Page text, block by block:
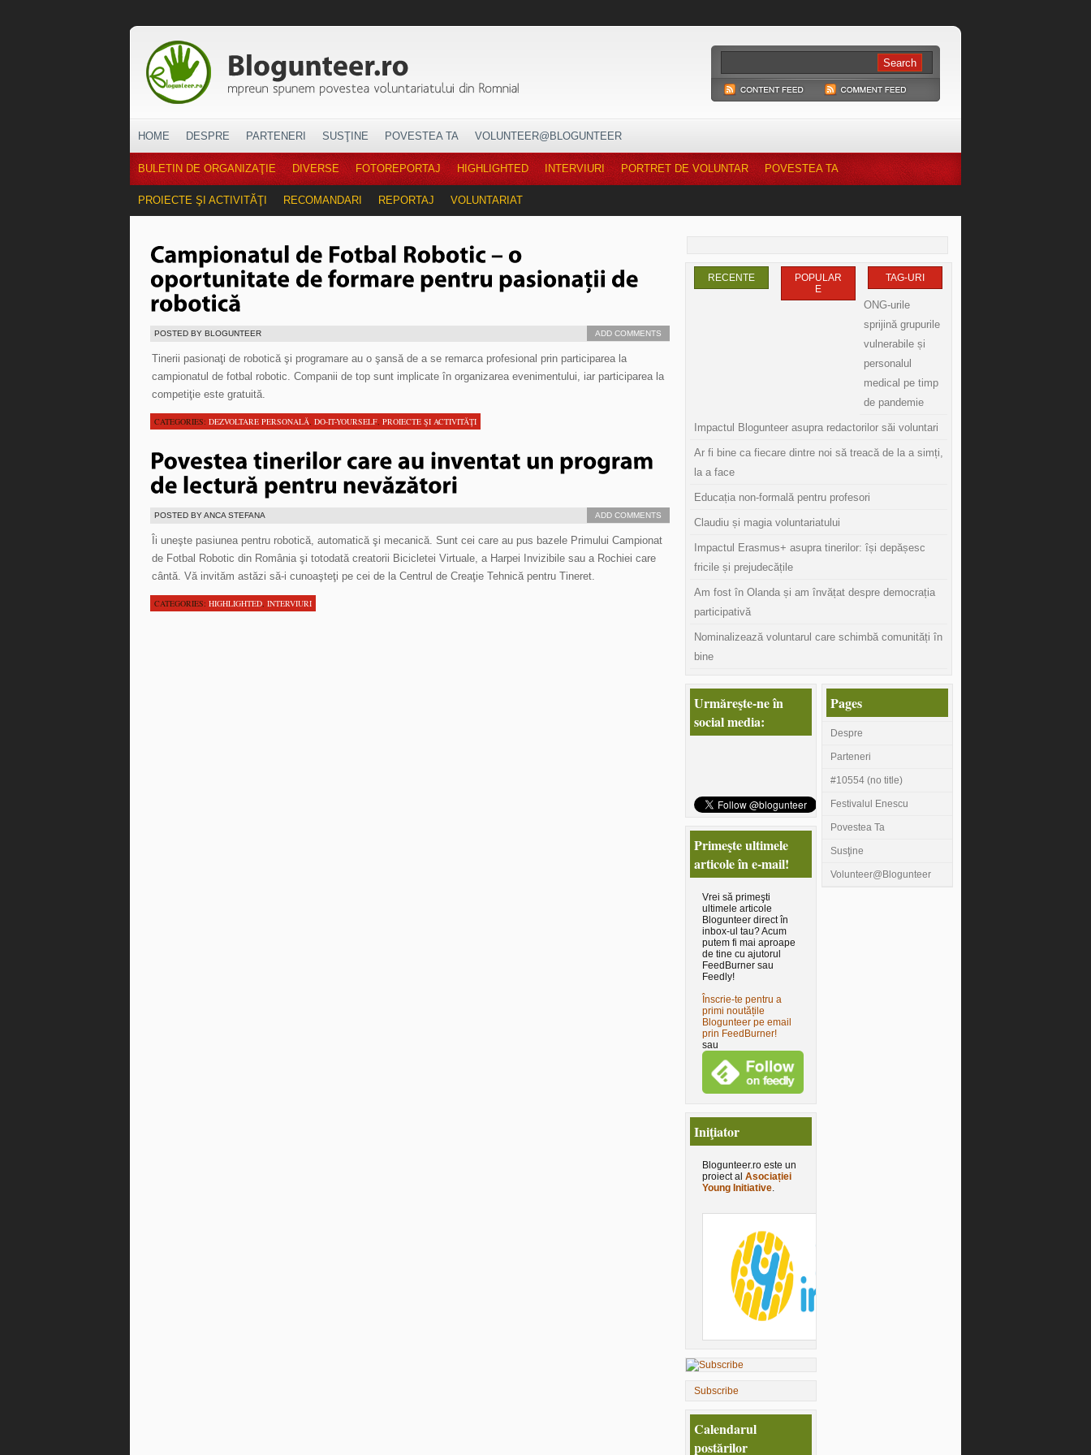
HOME DESPRE PARTENERI SUSŢINE POVESTEA TA VOLUNTEER@BLOGUNTEER
BULETIN DE ORGANIZAŢIE DIVERSE FOTOREPORTAJ HIGHLIGHTED INTERVIURI PORTRET DE VOLUNTAR POVESTEA TA
PROIECTE ŞI ACTIVITĂŢI RECOMANDARI REPORTAJ VOLUNTARIAT
POSTED BY BLOGUNTEER ADD COMMENTS
Tinerii pasionaţi de robotică şi programare au o şansă de a se remarca profesional prin participarea la
campionatul de fotbal robotic. Companii de top sunt implicate în organizarea evenimentului, iar participarea la
competiţie este gratuită.
CATEGORIES: DEZVOLTARE PERSONALĂ, DO-IT-YOURSELF, PROIECTE ŞI ACTIVITĂŢI
POSTED BY ANCA STEFANA ADD COMMENTS
Îi uneşte pasiunea pentru robotică, automatică şi mecanică. Sunt cei care au pus bazele Primului Campionat
de Fotbal Robotic din România şi totodată creatorii Bicicletei Virtuale, a Harpei Invizibile sau a Rochiei care
cântă. Vă invităm astăzi să-i cunoaşteţi pe cei de la Centrul de Creaţie Tehnică pentru Tineret.
CATEGORIES: HIGHLIGHTED, INTERVIURI
RECENTE
POPULAR
E
TAG-URI
ONG-urile
sprijină grupurile
vulnerabile și
personalul
medical pe timp
de pandemie
Impactul Blogunteer asupra redactorilor săi voluntari
Ar fi bine ca fiecare dintre noi să treacă de la a simți,
la a face
Educația non-formală pentru profesori
Claudiu și magia voluntariatului
Impactul Erasmus+ asupra tinerilor: își depășesc
fricile și prejudecățile
Am fost în Olanda și am învățat despre democrația
participativă
Nominalizează voluntarul care schimbă comunități în
bine
Urmăreşte-ne în
social media:
Primeşte ultimele
articole în e-mail!
Vrei să primeşti
ultimele articole
Blogunteer direct în
inbox-ul tau? Acum
putem fi mai aproape
de tine cu ajutorul
FeedBurner sau
Feedly!
Înscrie-te pentru a
primi noutățile
Blogunteer pe email
prin FeedBurner!
sau
Iniţiator
Blogunteer.ro este un
proiect al Asociației
Young Initiative.
Subscribe
Calendarul
postărilor
Pages
Despre
Parteneri
#10554 (no title)
Festivalul Enescu
Povestea Ta
Susţine
Volunteer@Blogunteer